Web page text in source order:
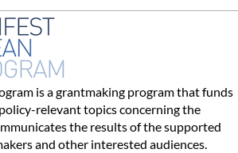
is a grantmaking program that funds
relevant topics concerning the
the results of the supported
and other interested audiences.